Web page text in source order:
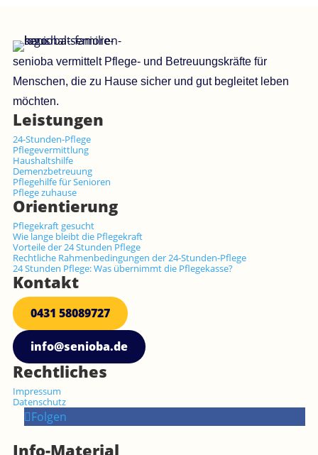
senioba vermittelt Pflege- und Betreuungskräfte für
Menschen, die zu Hause sicher und gut begleitet leben
möchten.
Leistungen
24-Stunden-Pflege
Pflegevermittlung
Haushaltshilfe
Demenzbetreuung
Pflegehilfe für Senioren
Pflege zuhause
Orientierung
Pflegekraft gesucht
Wie lange bleibt die Pflegekraft
Vorteile der 24 Stunden Pflege
Rechtliche Rahmenbedingungen der 24-Stunden-Pflege
24 Stunden Pflege: Was übernimmt die Pflegekasse?
Kontakt
0431 58089727
info@senioba.de
Rechtliches
Impressum
Datenschutz
Folgen
Info-Material